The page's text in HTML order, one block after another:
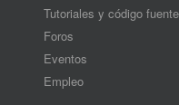
Tutoriales y código fuente
Foros
Eventos
Empleo